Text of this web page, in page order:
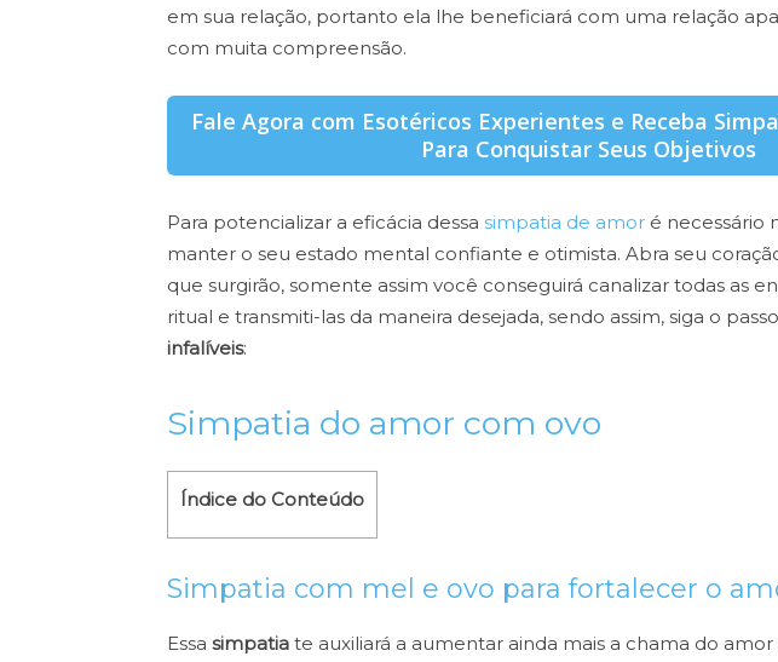
em sua relação, portanto ela lhe beneficiará com uma relação
com muita compreensão.
Fale Agora com Esotéricos Experientes e Receba
Para Conquistar Seus Objetivos
Para potencializar a eficácia dessa simpatia de amor é necessário
manter o seu estado mental confiante e otimista. Abra seu
que surgirão, somente assim você conseguirá canalizar todas as
ritual e transmiti-las da maneira desejada, sendo assim, siga o
infalíveis:
Simpatia do amor com ovo
Índice do Conteúdo
Simpatia com mel e ovo para fortalecer o
Essa simpatia te auxiliará a aumentar ainda mais a chama do